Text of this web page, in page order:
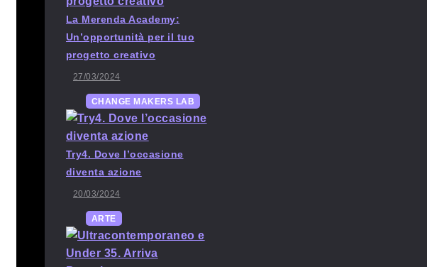
La Merenda Academy:
Un’opportunità per il tuo
progetto creativo
27/03/2024
CHANGE MAKERS LAB
Try4. Dove l’occasione
diventa azione
20/03/2024
ARTE